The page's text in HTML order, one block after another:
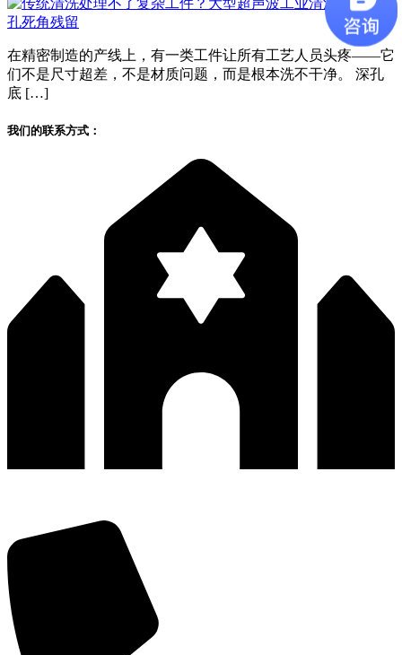
在精密制造的产线上，有一类工件让所有工艺人员头疼——它
们不是尺寸超差，不是材质问题，而是根本洗不干净。 深孔
底 […]
我们的联系方式：